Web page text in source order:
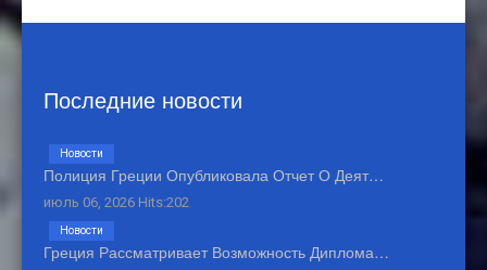
Последние новости
Полиция Греции Опубликовала Отчет О Деят…
июль 06, 2026 Hits:202
Новости
Греция Рассматривает Возможность Диплома…
Новости